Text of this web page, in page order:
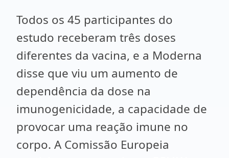
Todos os 45 participantes do
estudo receberam três doses
diferentes da vacina, e a Moderna
disse que viu um aumento de
dependência da dose na
imunogenicidade, a capacidade de
provocar uma reação imune no
corpo. A Comissão Europeia